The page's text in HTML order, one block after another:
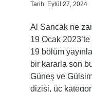
Tarih: Eylül 27, 2024
Al Sancak ne
19 Ocak
19 bölüm
bir kararla son
Güneş ve
dizisi, üç